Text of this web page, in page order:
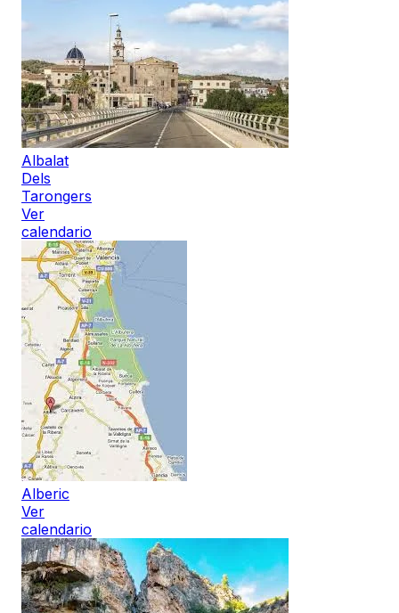
Albalat
Dels
Tarongers
Ver
calendario
Alberic
Ver
calendario